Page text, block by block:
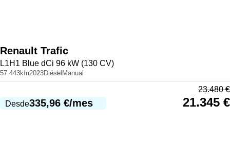
Renault Trafic
L1H1 Blue dCi 96 kW (130 CV)
57.443km2023Diésel Manual
Desde335,96 €/mes
23.480€
21.345 €